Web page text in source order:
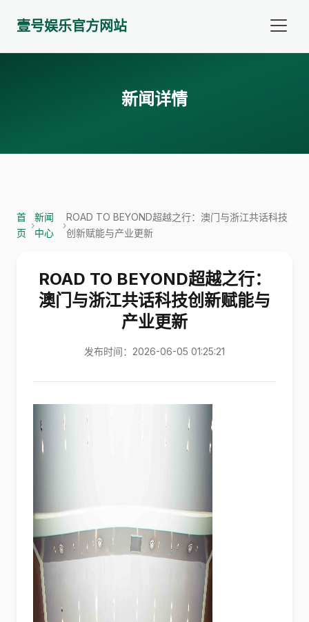
壹号娱乐官方网站
新闻详情
首
页
›
新闻
中心
›
ROAD TO BEYOND超越之行：澳门与浙江共话科技
创新赋能与产业更新
ROAD TO BEYOND超越之行：
澳门与浙江共话科技创新赋能与
产业更新
发布时间：2026-06-05 01:25:21